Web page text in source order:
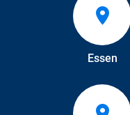
Essen